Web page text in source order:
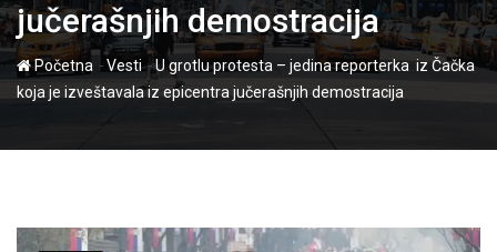
jučerašnjih demostracija
Početna -Vesti-U grotlu protesta – jedina reporterka iz Čačka
koja je izveštavala iz epicentra jučerašnjih demostracija